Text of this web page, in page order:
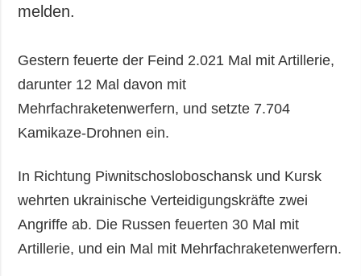
melden.
Gestern feuerte der Feind 2.021 Mal mit Artillerie,
darunter 12 Mal davon mit
Mehrfachraketenwerfern, und setzte 7.704
Kamikaze-Drohnen ein.
In Richtung Piwnitschosloboschansk und Kursk
wehrten ukrainische Verteidigungskräfte zwei
Angriffe ab. Die Russen feuerten 30 Mal mit
Artillerie, und ein Mal mit Mehrfachraketenwerfern.